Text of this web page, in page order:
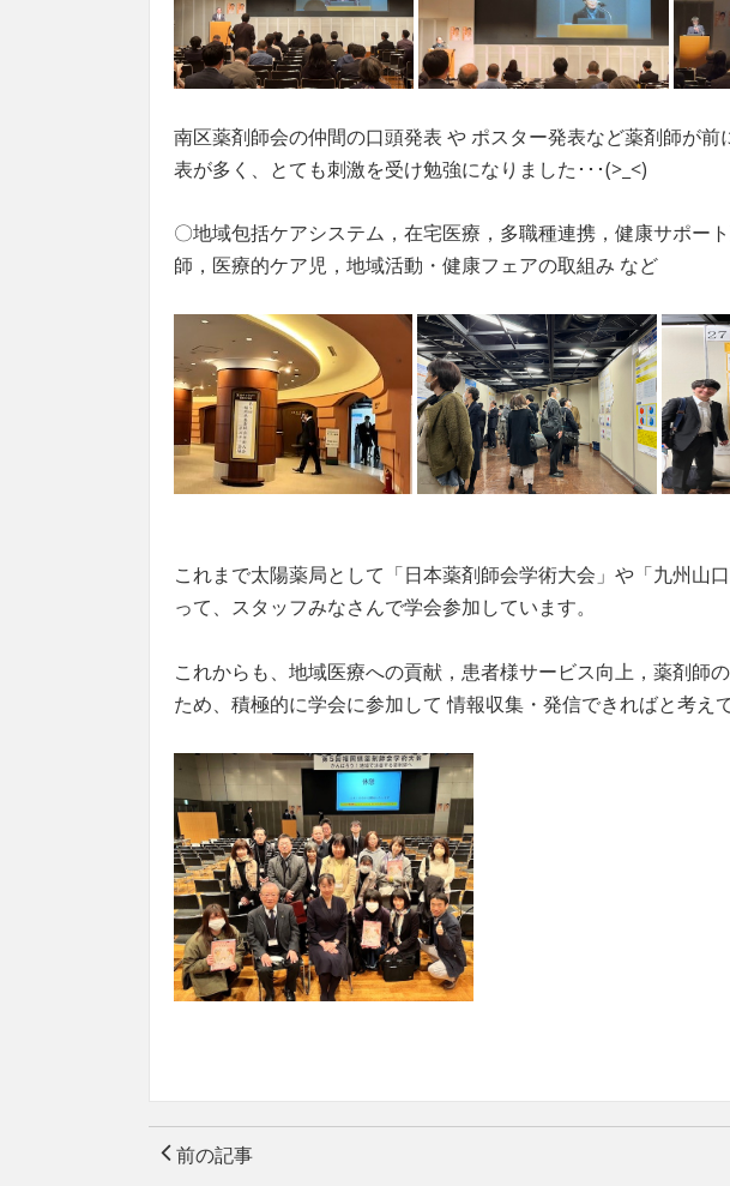
南区薬剤師会の仲間の口頭発表 や ポスター発表など薬剤師が
表が多く、とても刺激を受け勉強になりました･･･(>_<)
〇地域包括ケアシステム，在宅医療，多職種連携，健康サポー
師，医療的ケア児，地域活動・健康フェアの取組み など
これまで太陽薬局として「日本薬剤師会学術大会」や「九州山
って、スタッフみなさんで学会参加しています。
これからも、地域医療への貢献，患者様サービス向上，薬剤師
ため、積極的に学会に参加して 情報収集・発信できればと考え
前の記事